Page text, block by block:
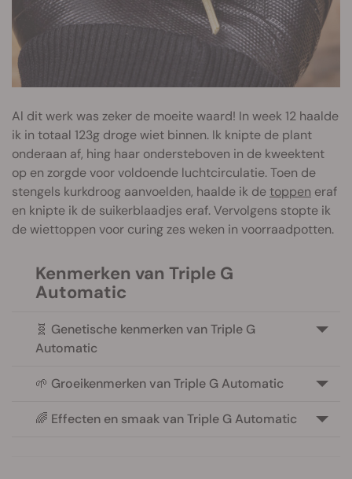
Al dit werk was zeker de moeite waard! In week 12 haalde
ik in totaal 123g droge wiet binnen. Ik knipte de plant
onderaan af, hing haar ondersteboven in de kweektent
op en zorgde voor voldoende luchtcirculatie. Toen de
stengels kurkdroog aanvoelden, haalde ik detoppen eraf
en knipte ik de suikerblaadjes eraf. Vervolgens stopte ik
de wiettoppen voor curing zes weken in voorraadpotten.
Kenmerken van Triple G
Automatic
🧬 Genetische kenmerken van Triple G
Automatic
🌱 Groeikenmerken van Triple G Automatic
🌈 Effecten en smaak van Triple G Automatic